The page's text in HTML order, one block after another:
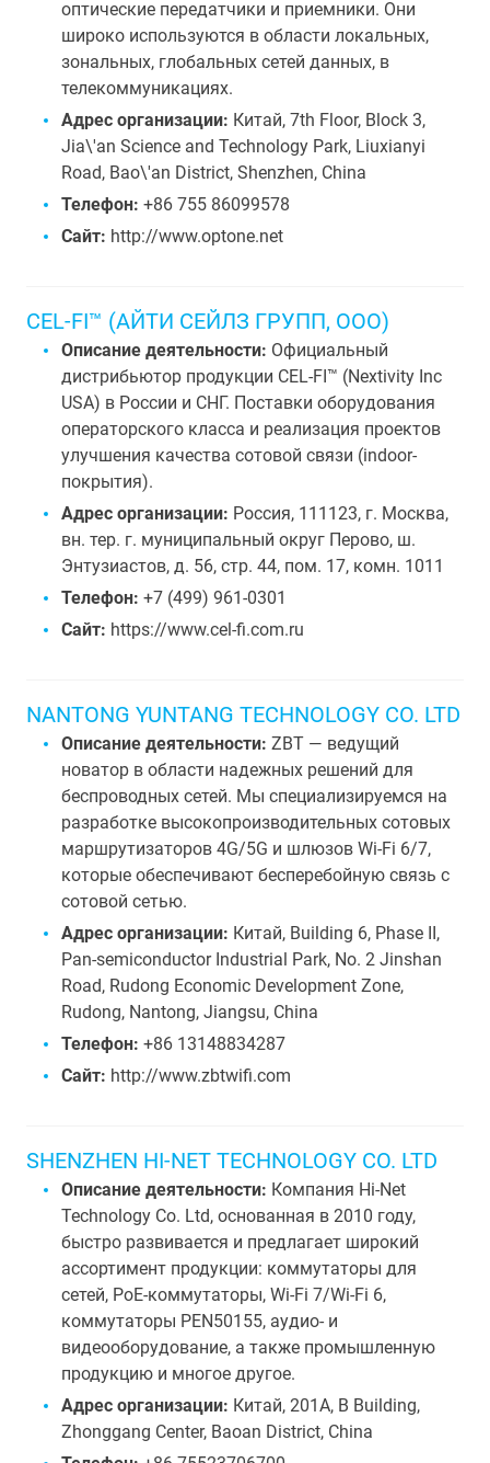
оптические передатчики и приемники. Они
широко используются в области локальных,
зональных, глобальных сетей данных, в
телекоммуникациях.
Адрес организации: Китай, 7th Floor, Block 3,
Jia\'an Science and Technology Park, Liuxianyi
Road, Bao\'an District, Shenzhen, China
Телефон: +86 755 86099578
Сайт: http://www.optone.net
CEL-FI™ (АЙТИ СЕЙЛЗ ГРУПП, ООО)
Описание деятельности: Официальный
дистрибьютор продукции CEL-FI™ (Nextivity Inc
USA) в России и СНГ. Поставки оборудования
операторского класса и реализация проектов
улучшения качества сотовой связи (indoor-
покрытия).
Адрес организации: Россия, 111123, г. Москва,
вн. тер. г. муниципальный округ Перово, ш.
Энтузиастов, д. 56, стр. 44, пом. 17, комн. 1011
Телефон: +7 (499) 961-0301
Сайт: https://www.cel-fi.com.ru
NANTONG YUNTANG TECHNOLOGY CO. LTD
Описание деятельности: ZBT — ведущий
новатор в области надежных решений для
беспроводных сетей. Мы специализируемся на
разработке высокопроизводительных сотовых
маршрутизаторов 4G/5G и шлюзов Wi-Fi 6/7,
которые обеспечивают бесперебойную связь с
сотовой сетью.
Адрес организации: Китай, Building 6, Phase II,
Pan-semiconductor Industrial Park, No. 2 Jinshan
Road, Rudong Economic Development Zone,
Rudong, Nantong, Jiangsu, China
Телефон: +86 13148834287
Сайт: http://www.zbtwifi.com
SHENZHEN HI-NET TECHNOLOGY CO. LTD
Описание деятельности: Компания Hi-Net
Technology Co. Ltd, основанная в 2010 году,
быстро развивается и предлагает широкий
ассортимент продукции: коммутаторы для
сетей, PoE-коммутаторы, Wi-Fi 7/Wi-Fi 6,
коммутаторы PEN50155, аудио- и
видеооборудование, а также промышленную
продукцию и многое другое.
Адрес организации: Китай, 201A, B Building,
Zhonggang Center, Baoan District, China